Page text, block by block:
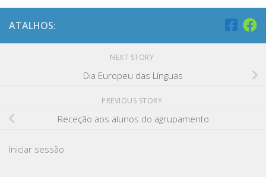
ATALHOS:
NEXT STORY
Dia Europeu das Línguas
PREVIOUS STORY
Receção aos alunos do agrupamento
Iniciar sessão